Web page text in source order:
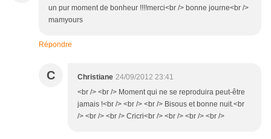
un pur moment de bonheur !!!!merci<br /> bonne journe<br />
mamyours
Répondre
C Christiane 24/09/2012 23:41
<br /> <br /> Moment qui ne se reproduira peut-être
jamais !<br /> <br /> <br /> Bisous et bonne nuit.<br
/> <br /> <br /> Cricri<br /> <br /> <br /> <br />